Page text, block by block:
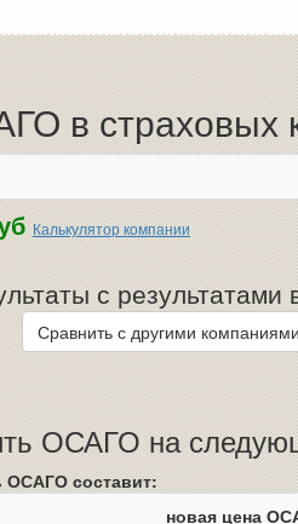
в страховых
Калькулятор компании
с результатами
Сравнить с другими компаниями
ОСАГО на
ОСАГО составит:
новая цена